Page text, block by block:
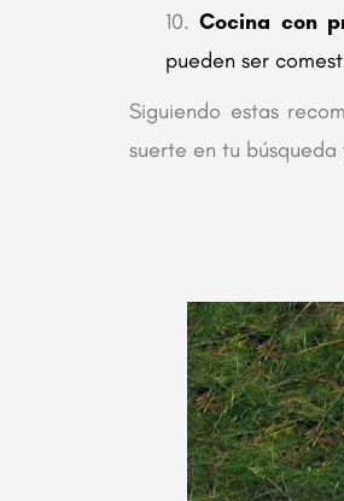
Cocina con
pueden ser
Siguiendo estas
suerte en tu